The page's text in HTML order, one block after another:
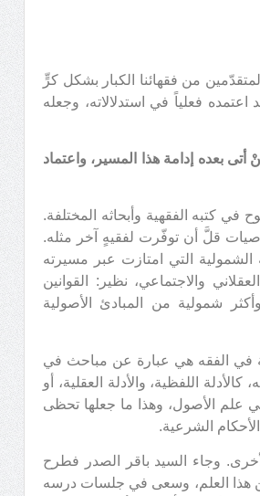
من فقهائنا الكبار بشكل كرٍّ
فعلياً في استدلالاته، وجعله
بعده إدامة هذا المسير، واعتماد
كتبه الفقهية وأبحاثه المختلفة.
قلَّ أن توفّرت لفقيهٍ آخر مثله.
التي امتازت عبر مسيرته
والاجتماعي، نظير: القوانين
شمولية من المبادئ الأصولية
في الفقه هي عبارة عن مباحث في
اللفظية، والأدلة العقلية، أو
علم الأصول، وهذا ما جعلها تحظى
الشرعية.
وجاء السيد باقر الصدر فطرح
هذا العلم، وسعى في جلسات درسه